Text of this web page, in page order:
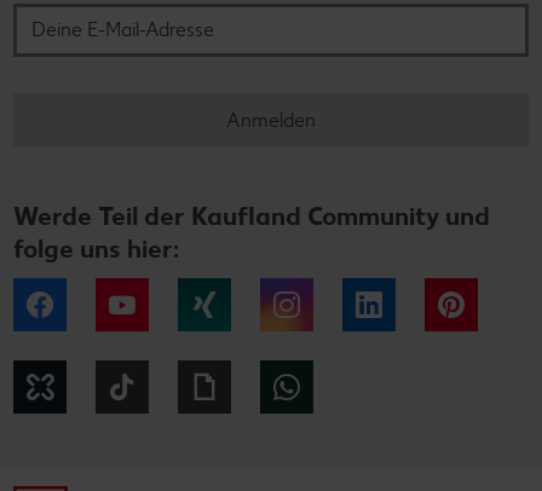
Anmelden
Werde Teil der Kaufland Community und
folge uns hier:
Facebook YouTube Instagram LinkedIn
Kununu Giphy